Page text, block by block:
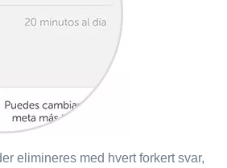
elimineres med hvert forkert svar,